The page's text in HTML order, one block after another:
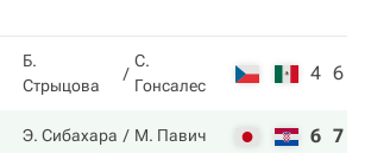
Б.
Стрыцова
С.
Гонсалес
4 6
Э. Сибахара М. Павич 6 7